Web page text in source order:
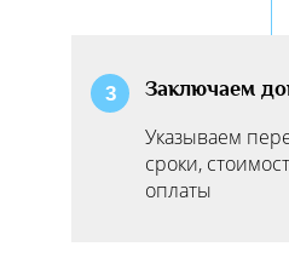
3 Заключаем
Указываем
сроки,
оплаты